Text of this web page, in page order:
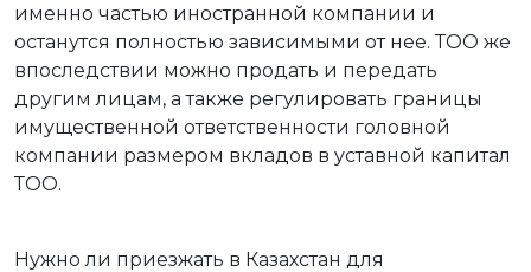
именно частью иностранной компании и
останутся полностью зависимыми от нее. ТОО же
впоследствии можно продать и передать
другим лицам, а также регулировать границы
имущественной ответственности головной
компании размером вкладов в уставной капитал
ТОО.
Нужно ли приезжать в Казахстан для